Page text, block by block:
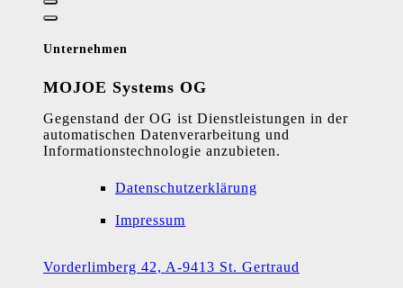
Unternehmen
MOJOE Systems OG
Gegenstand der OG ist Dienstleistungen in der
automatischen Datenverarbeitung und
Informationstechnologie anzubieten.
Datenschutzerklärung
Impressum
Vorderlimberg 42, A-9413 St. Gertraud